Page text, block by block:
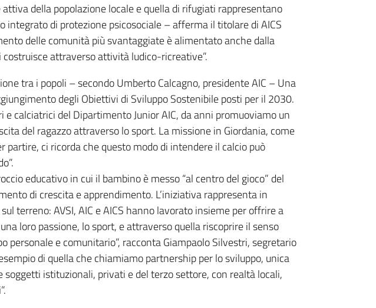
della popolazione locale e quella di rifugiati rappresentano
integrato di protezione psicosociale – afferma il titolare di AICS
delle comunità più svantaggiate è alimentato anche dalla
attraverso attività ludico-ricreative”.
tra i popoli – secondo Umberto Calcagno, presidente AIC – Una
degli Obiettivi di Sviluppo Sostenibile posti per il 2030.
calciatrici del Dipartimento Junior AIC, da anni promuoviamo un
del ragazzo attraverso lo sport. La missione in Giordania, come
partire, ci ricorda che questo modo di intendere il calcio può
educativo in cui il bambino è messo “al centro del gioco” del
di crescita e apprendimento. L’iniziativa rappresenta in
terreno: AVSI, AIC e AICS hanno lavorato insieme per offrire a
loro passione, lo sport, e attraverso quella riscoprire il senso
personale e comunitario”, racconta Giampaolo Silvestri, segretario
di quella che chiamiamo partnership per lo sviluppo, unica
istituzionali, privati e del terzo settore, con realtà locali,